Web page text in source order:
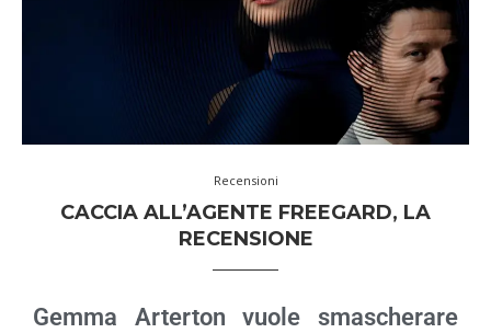
Recensioni
CACCIA ALL’AGENTE FREEGARD, LA
RECENSIONE
Gemma Arterton vuole smascherare